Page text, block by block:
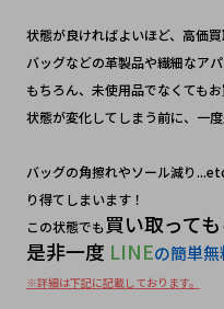
状態が良ければよいほど、高価
バッグなどの革製品や繊細なア
もちろん、未使用品でなくても
状態が変化してしまう前に、一
バッグの角擦れやソール減り
り得てしまいます！
この状態でも買い取って
是非一度 LINEの簡単
※詳細は下記に記載しております。